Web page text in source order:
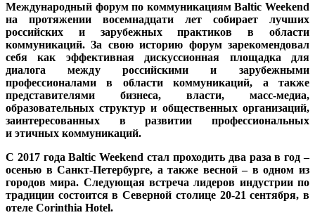
Международный форум по коммуникациямBalticWeekend
на протяжении восемнадцати лет собирает лучших
российских и зарубежных практиков в области
коммуникаций. За свою историю форум зарекомендовал
себя как эффективная дискуссионная площадка для
диалога между российскими и зарубежными
профессионалами в области коммуникаций, а также
представителями бизнеса, власти, масс-медиа,
образовательных структур и общественных организаций,
заинтересованных в развитии профессиональных
и этичных коммуникаций.
С 2017 года Baltic Weekend стал проходить два раза в год –
осенью в Санкт-Петербурге, а также весной – в одном из
городов мира. Следующая встреча лидеров индустрии по
традиции состоится в Северной столице 20-21 сентября, в
отеле Corinthia Hotel.